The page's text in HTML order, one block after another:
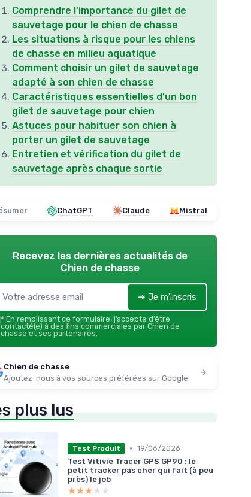
Comprendre l’importance du gilet de
sauvetage pour le chien de chasse
Les situations à risque pour les chiens
de chasse en milieu aquatique
Comment choisir un gilet de sauvetage
adapté à son chien de chasse
Caractéristiques essentielles d’un bon
gilet de sauvetage pour chien
Astuces pour habituer son chien à
porter un gilet de sauvetage
Entretien et vérification du gilet de
sauvetage après chaque sortie
ChatGPT Claude Mistral
Recevez les dernières actualités de
Chien de chasse
➔ Je m'inscris
* En remplissant ce formulaire, j’accepte d’être
contacté(e) à des fins commerciales par Chien de
chasse et ses partenaires.
Chien de chasse
Ajoutez-nous à vos sources préférées sur Google
plus lus
Test Produit • 19/06/2026
Test Vitivie Tracer GPS GP90 : le
petit tracker pas cher qui fait (à peu
près) le job
★★★★★
★★★★★